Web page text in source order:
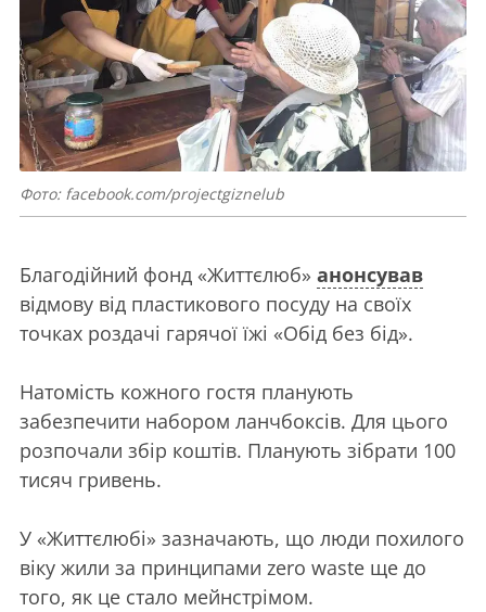
Фото: facebook.com/projectgiznelub
Благодійний фонд «Життєлюб» анонсував
відмову від пластикового посуду на своїх
точках роздачі гарячої їжі «Обід без бід».
Натомість кожного гостя планують
забезпечити набором ланчбоксів. Для цього
розпочали збір коштів. Планують зібрати 100
тисяч гривень.
У «Життєлюбі» зазначають, що люди похилого
віку жили за принципами zero waste ще до
того, як це стало мейнстрімом.